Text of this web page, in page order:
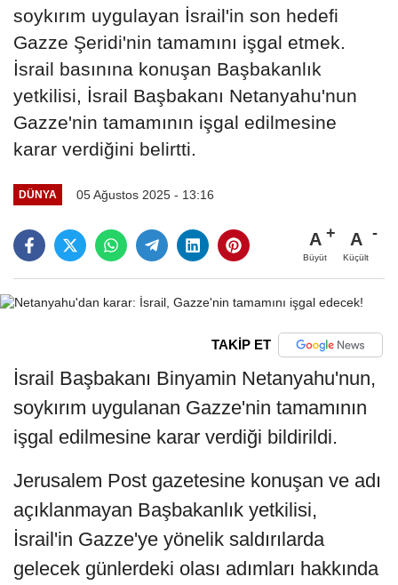
soykırım uygulayan İsrail'in son hedefi
Gazze Şeridi'nin tamamını işgal etmek.
İsrail basınına konuşan Başbakanlık
yetkilisi, İsrail Başbakanı Netanyahu'nun
Gazze'nin tamamının işgal edilmesine
karar verdiğini belirtti.
DÜNYA 05 Ağustos 2025 - 13:16
A
Büyüt
A
Küçült
TAKİP ET
İsrail Başbakanı Binyamin Netanyahu'nun,
soykırım uygulanan Gazze'nin tamamının
işgal edilmesine karar verdiği bildirildi.
Jerusalem Post gazetesine konuşan ve adı
açıklanmayan Başbakanlık yetkilisi,
İsrail'in Gazze'ye yönelik saldırılarda
gelecek günlerdeki olası adımları hakkında